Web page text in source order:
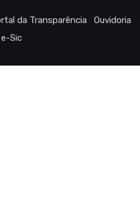
da Transparência
Ouvidoria
e-Sic